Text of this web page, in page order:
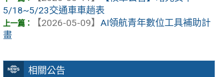
相關公告
5/18~5/23交通車車趟表
【2026-05-09】 AI領航青年數位工具補助計
畫